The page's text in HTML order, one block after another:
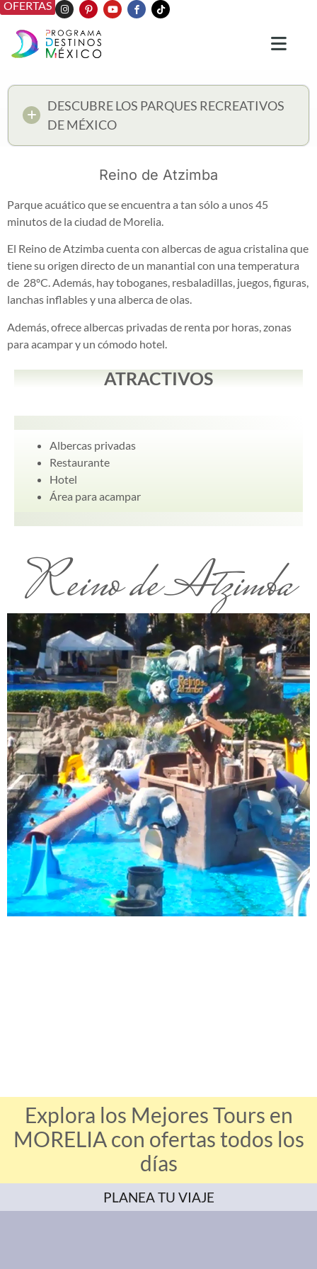
OFERTAS
DESCUBRE LOS PARQUES RECREATIVOS
DE MÉXICO
Reino de Atzimba
Parque acuático que se encuentra a tan sólo a unos 45
minutos de la ciudad de Morelia.
El Reino de Atzimba cuenta con albercas de agua cristalina que
tiene su origen directo de un manantial con una temperatura
de 28ºC. Además, hay toboganes, resbaladillas, juegos, figuras,
lanchas inflables y una alberca de olas.
Además, ofrece albercas privadas de renta por horas, zonas
para acampar y un cómodo hotel.
ATRACTIVOS
Albercas privadas
Restaurante
Hotel
Área para acampar
Reino de Atzimba
Explora los Mejores Tours en
MORELIA con ofertas todos los
días
PLANEA TU VIAJE